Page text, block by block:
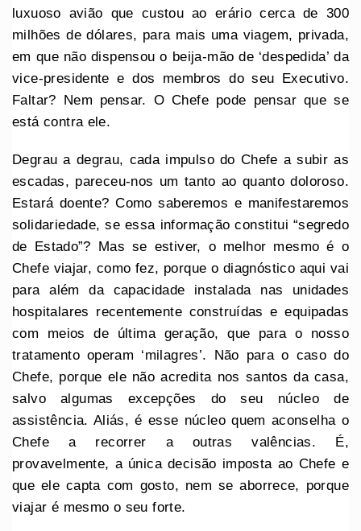
luxuoso avião que custou ao erário cerca de 300
milhões de dólares, para mais uma viagem, privada,
em que não dispensou o beija-mão de ‘despedida’ da
vice-presidente e dos membros do seu Executivo.
Faltar? Nem pensar. O Chefe pode pensar que se
está contra ele.
Degrau a degrau, cada impulso do Chefe a subir as
escadas, pareceu-nos um tanto ao quanto doloroso.
Estará doente? Como saberemos e manifestaremos
solidariedade, se essa informação constitui “segredo
de Estado”? Mas se estiver, o melhor mesmo é o
Chefe viajar, como fez, porque o diagnóstico aqui vai
para além da capacidade instalada nas unidades
hospitalares recentemente construídas e equipadas
com meios de última geração, que para o nosso
tratamento operam ‘milagres’. Não para o caso do
Chefe, porque ele não acredita nos santos da casa,
salvo algumas excepções do seu núcleo de
assistência. Aliás, é esse núcleo quem aconselha o
Chefe a recorrer a outras valências. É,
provavelmente, a única decisão imposta ao Chefe e
que ele capta com gosto, nem se aborrece, porque
viajar é mesmo o seu forte.